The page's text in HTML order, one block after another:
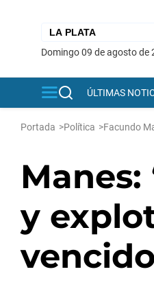
domingo 09 de agosto de
ÚLTIMAS
Portada >Política >Facundo
y